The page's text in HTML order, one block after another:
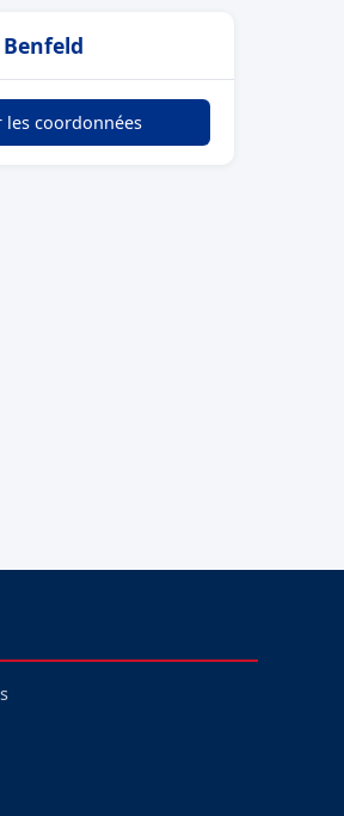
les coordonnées